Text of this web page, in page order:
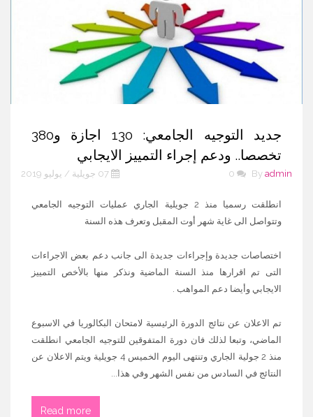
جديد التوجيه الجامعي: 130 اجازة و380
تخصصا.. ودعم إجراء التمييز الايجابي
By admin
انطلقت رسميا منذ 2 جويلية الجاري عمليات التوجيه الجامعي
وتتواصل الى غاية شهر أوت المقبل وتعرف هذه السنة
اختصاصات جديدة وإجراءات جديدة الى جانب دعم بعض الاجراءات
التى تم اقرارها منذ السنة الماضية ونذكر منها بالأخص التمييز
الايجابي وأيضا دعم المواهب .
تم الاعلان عن نتائج الدورة الرئيسية لامتحان البكالوريا في الاسبوع
الماضي، وتبعا لذلك فان دورة المتفوقين للتوجيه الجامعي انطلقت
منذ 2 جولية الجاري وتنتهى اليوم الخميس 4 جويلية ويتم الاعلان عن
النتائج في السادس من نفس الشهر وفي هذا...
Read more